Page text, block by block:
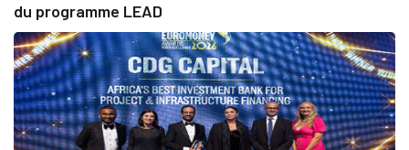
du programme LEAD